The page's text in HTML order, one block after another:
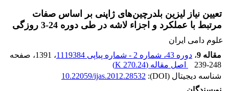
تعیین نیاز لیزین بلدرچین‌های ژاپنی بر اساس صفات
مرتبط با عملکرد و اجزاء لاشه در طی دوره 24-3 روزگی
علوم دامی ایران
مقاله 9
، دوره 43، شماره 2 - شماره پیاپی 1119384 ، 1391
، صفحه
239-248
اصل مقاله (270.24 K
)
شناسه دیجیتال (DOI):
10.22059/ijas.2012.28532